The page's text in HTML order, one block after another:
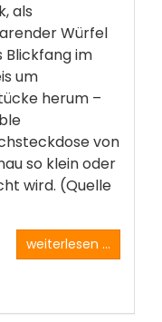
als
Würfel
Blickfang im
um
herum –
von
so klein oder
wird. (Quelle
weiterlesen ...